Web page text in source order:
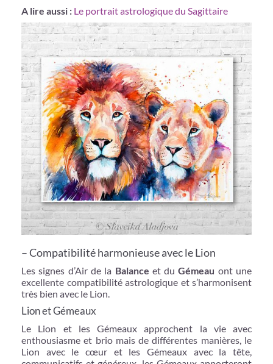
A lire aussi : Le portrait astrologique du Sagittaire
– Compatibilité harmonieuse avec le Lion
Les signes d’Air de la Balance et duGémeau ont une
excellente compatibilité astrologique et s’harmonisent
très bien avec le Lion.
Lion et Gémeaux
Le Lion et les Gémeaux approchent la vie avec
enthousiasme et brio mais de différentes manières, le
Lion avec le cœur et les Gémeaux avec la tête,